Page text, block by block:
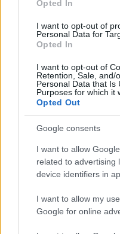
Opted In
I want to opt-out of
Personal Data for
Opted In
I want to opt-out of
Retention, Sale, and/
Personal Data that Is
Purposes for which it
Opted Out
Google consents
I want to allow
related to advertising
device identifiers in
I want to allow my
Google for online
Ezek a legjobb
Top 10 száraz és top
Winelovers•2018. március 14.
Ha március, akkor
Teszt. Tegnap lezajlott
versenyeztető